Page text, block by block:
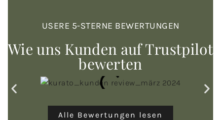
USERE 5-STERNE BEWERTUNGEN
Wie uns Kunden auf Trustpilot
bewerten
Alle Bewertungen lesen